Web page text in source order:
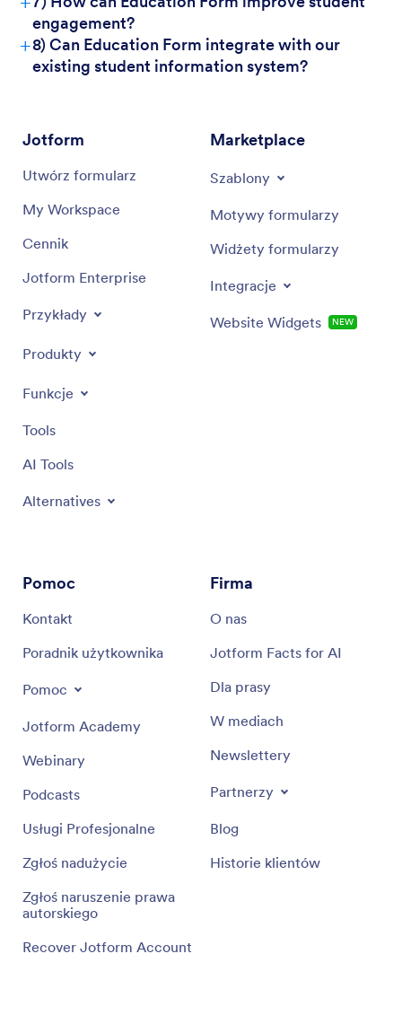
engagement?
+8) Can Education Form integrate with our
existing student information system?
Jotform
Utwórz formularz
My Workspace
Cennik
Jotform Enterprise
Przykłady
Produkty
Funkcje
Tools
AI Tools
Alternatives
Marketplace
Szablony
Motywy formularzy
Widżety formularzy
Integracje
Website Widgets NEW
Pomoc
Kontakt
Poradnik użytkownika
Pomoc
Jotform Academy
Webinary
Podcasts
Usługi Profesjonalne
Zgłoś nadużycie
Zgłoś naruszenie prawa
autorskiego
Recover Jotform Account
Firma
O nas
Jotform Facts for AI
Dla prasy
W mediach
Newslettery
Partnerzy
Blog
Historie klientów